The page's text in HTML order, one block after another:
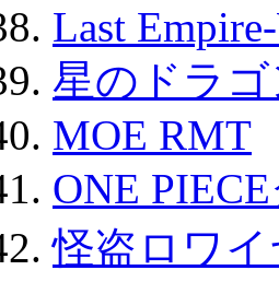
Last
星のドラ
MOE RMT
ONE
怪盗ロワ